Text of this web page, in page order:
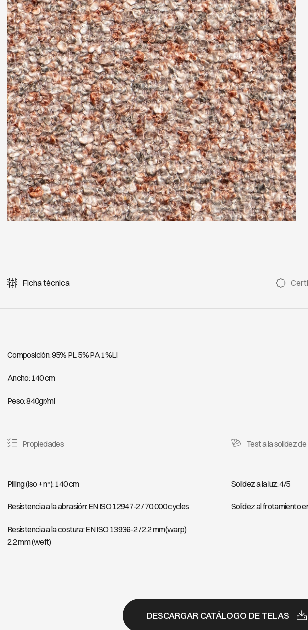
Ficha técnica
Composición: 95% PL 5% PA 1%LI
Ancho: 140 cm
Peso: 840gr/ml
Propiedades
Pilling (iso + nº): 140 cm
Resistencia a la abrasión: EN ISO 12947-2 / 70.000 cycles
Resistencia a la costura: EN ISO 13936-2 / 2.2 mm(warp)
2.2 mm (weft)
Test a la solidez
Solidez a la luz: 4/5
Solidez al frotamiento
DESCARGAR CATÁLOGO DE TELAS